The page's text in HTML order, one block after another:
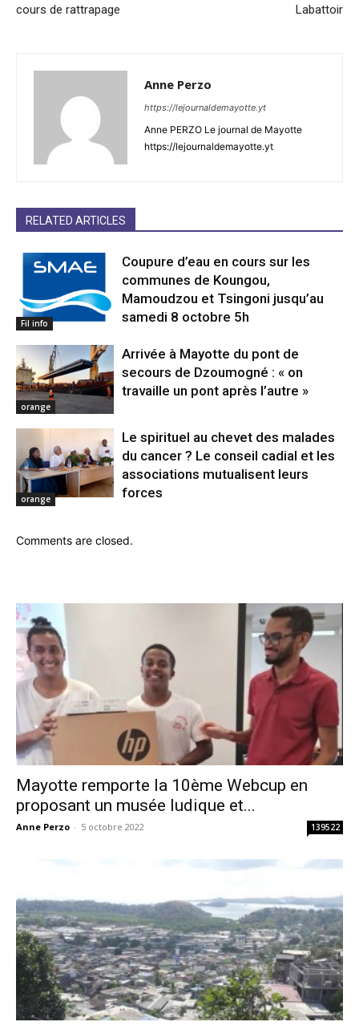
cours de rattrapage
Labattoir
Anne Perzo
https://lejournaldemayotte.yt
Anne PERZO Le journal de Mayotte
https://lejournaldemayotte.yt
RELATED ARTICLES
Fil info
Coupure d’eau en cours sur les
communes de Koungou,
Mamoudzou et Tsingoni jusqu’au
samedi 8 octobre 5h
orange
Arrivée à Mayotte du pont de
secours de Dzoumogné : « on
travaille un pont après l’autre »
orange
Le spirituel au chevet des malades
du cancer ? Le conseil cadial et les
associations mutualisent leurs
forces
Comments are closed.
Mayotte remporte la 10ème Webcup en
proposant un musée ludique et...
Anne Perzo - 5 octobre 2022 139522